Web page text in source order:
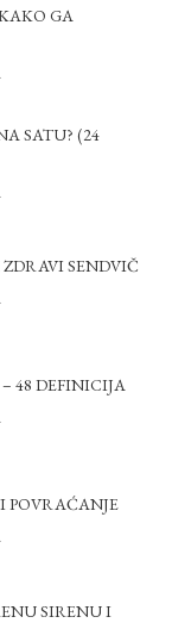
GA
SATU? (24
SENDVIČ
48 DEFINICIJA
POVRAĆANJE
SIRENU I